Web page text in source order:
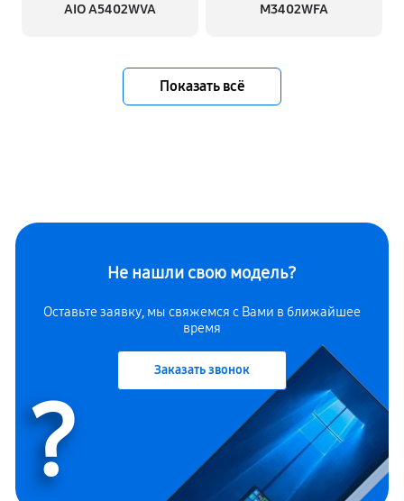
AIO A5402WVA M3402WFA
Показать всё
Не нашли свою модель?
Оставьте заявку, мы свяжемся с Вами в ближайшее
время
Заказать звонок
?